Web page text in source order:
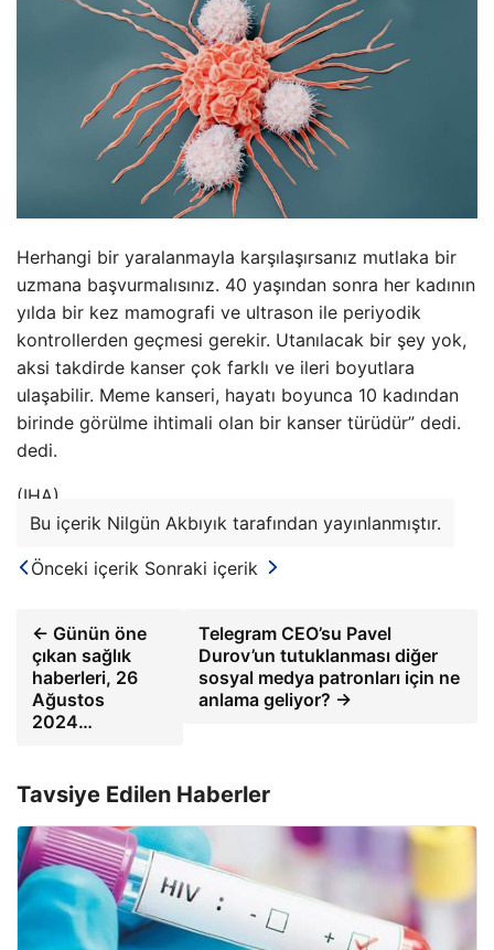
Herhangi bir yaralanmayla karşılaşırsanız mutlaka bir
uzmana başvurmalısınız. 40 yaşından sonra her kadının
yılda bir kez mamografi ve ultrason ile periyodik
kontrollerden geçmesi gerekir. Utanılacak bir şey yok,
aksi takdirde kanser çok farklı ve ileri boyutlara
ulaşabilir. Meme kanseri, hayatı boyunca 10 kadından
birinde görülme ihtimali olan bir kanser türüdür” dedi.
dedi.
(IHA)
Bu içerik Nilgün Akbıyık tarafından yayınlanmıştır.
Önceki içerik Sonraki içerik
← Günün öne
çıkan sağlık
haberleri, 26
Ağustos
2024…
Telegram CEO’su Pavel
Durov’un tutuklanması diğer
sosyal medya patronları için ne
anlama geliyor? →
Tavsiye Edilen Haberler